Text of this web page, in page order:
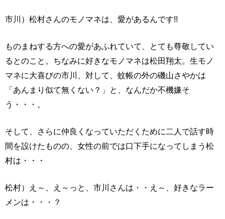
市川）松村さんのモノマネは、愛があるんです!!
ものまねする方への愛があふれていて、とても尊敬してい
るとのこと。ちなみに好きなモノマネは松田翔太。生モノ
マネに大喜びの市川、対して、蚊帳の外の磯山さやかは
「あんまり似て無くない？」と、なんだか不機嫌そ
う・・・。
そして、さらに仲良くなっていただくために二人で話す時
間を設けたものの、女性の前では口下手になってしまう松
村は・・・
松村）え～、え～っと、市川さんは・・え～、好きなラー
メンは・・・？